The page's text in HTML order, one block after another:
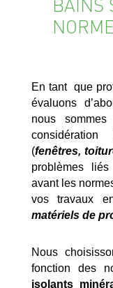
En tant que
évaluons
nous
(fenêtres,
problèmes
avant les
vos travaux
matériels de
Nous
fonction des
isolants